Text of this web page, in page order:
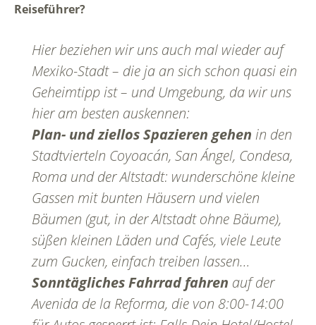
Reiseführer?
Hier beziehen wir uns auch mal wieder auf
Mexiko-Stadt – die ja an sich schon quasi ein
Geheimtipp ist – und Umgebung, da wir uns
hier am besten auskennen:
Plan- und ziellos Spazieren gehen in den
Stadtvierteln Coyoacán, San Ángel, Condesa,
Roma und der Altstadt: wunderschöne kleine
Gassen mit bunten Häusern und vielen
Bäumen (gut, in der Altstadt ohne Bäume),
süßen kleinen Läden und Cafés, viele Leute
zum Gucken, einfach treiben lassen…
Sonntägliches Fahrrad fahren auf der
Avenida de la Reforma, die von 8:00-14:00